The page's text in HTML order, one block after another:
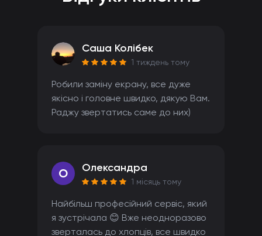
Саша Колібек
1 тиждень тому
Робили заміну екрану, все дуже
якісно і головне швидко, дякую Вам.
Раджу звертатись саме до них)
O Олександра
1 місяць тому
Найбільш професійний сервіс, який
я зустрічала 😊 Вже неодноразово
зверталась до хлопців, все швидко